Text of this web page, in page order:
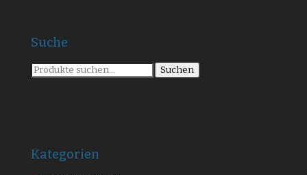
Suche
Suche
nach:
Suchen
Kategorien